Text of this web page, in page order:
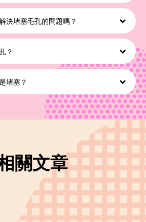
的底霜，這樣才不會堵塞毛孔！你可以試試The
緻霜。
決堵塞毛孔的問題嗎？
具（例如The POREfessional Get
潔淨卸妝油和The POREfessional Deep
持毛孔暢通。
？
開就打開、說合上就合上。事實上，毛孔一直都
為溫水或蒸氣可以打開毛孔，這是個常見的迷
堵塞？
常堵塞，油脂、污洉或累積的死皮細胞會卡死在
關文章